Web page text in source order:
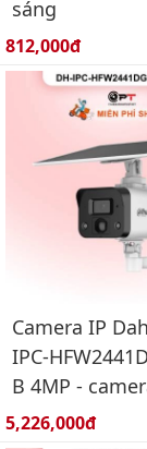
sáng
Giá bán:
812,000đ
Camera IP
IPC-
B 4MP -
Giá bán:
5,226,000đ